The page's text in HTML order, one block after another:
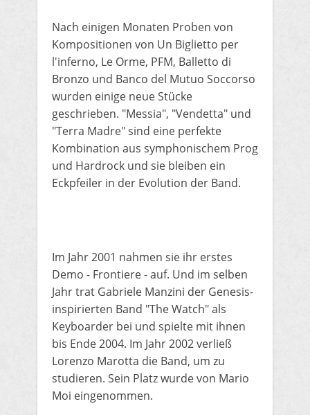
Nach einigen Monaten Proben von
Kompositionen von Un Biglietto per
l'inferno, Le Orme, PFM, Balletto di
Bronzo und Banco del Mutuo Soccorso
wurden einige neue Stücke
geschrieben. "Messia", "Vendetta" und
"Terra Madre" sind eine perfekte
Kombination aus symphonischem Prog
und Hardrock und sie bleiben ein
Eckpfeiler in der Evolution der Band.
Im Jahr 2001 nahmen sie ihr erstes
Demo - Frontiere - auf. Und im selben
Jahr trat Gabriele Manzini der Genesis-
inspirierten Band "The Watch" als
Keyboarder bei und spielte mit ihnen
bis Ende 2004. Im Jahr 2002 verließ
Lorenzo Marotta die Band, um zu
studieren. Sein Platz wurde von Mario
Moi eingenommen.